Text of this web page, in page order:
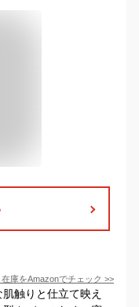
庫をAmazonでチェック >>
触りと仕立て映え